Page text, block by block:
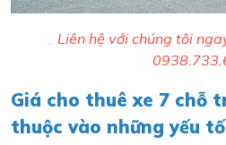
Liên hệ với chúng tôi
Giá cho thuê xe 7 chỗ
thuộc vào những yếu